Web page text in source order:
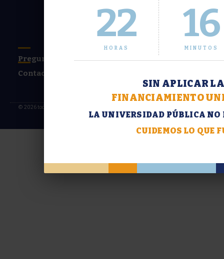
Preguntas frecuentes
Contacto
© 2026 todos los derechos reservados
22
HORAS
16
MINUTOS
SIN APLICAR
FINANCIAMIENTO
LA UNIVERSIDAD PÚBLICA NO
CUIDEMOS LO QUE